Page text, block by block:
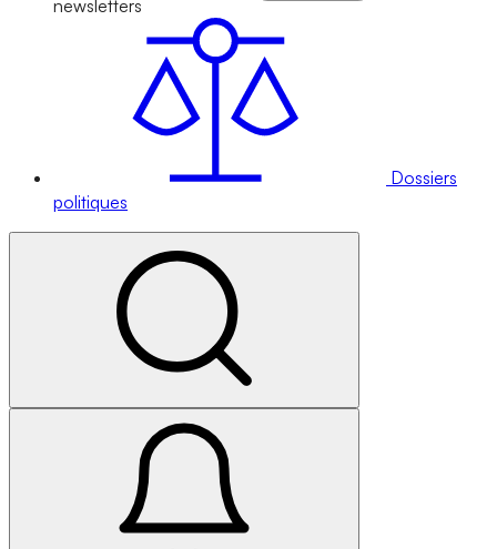
newsletters
Dossiers
politiques